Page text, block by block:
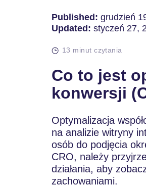
Published: grudzień
Updated: styczeń 27,
13 minut czytania
Co to jest
konwersji
Optymalizacja
na analizie witryny
osób do podjęcia
CRO, należy
działania, aby
zachowaniami.